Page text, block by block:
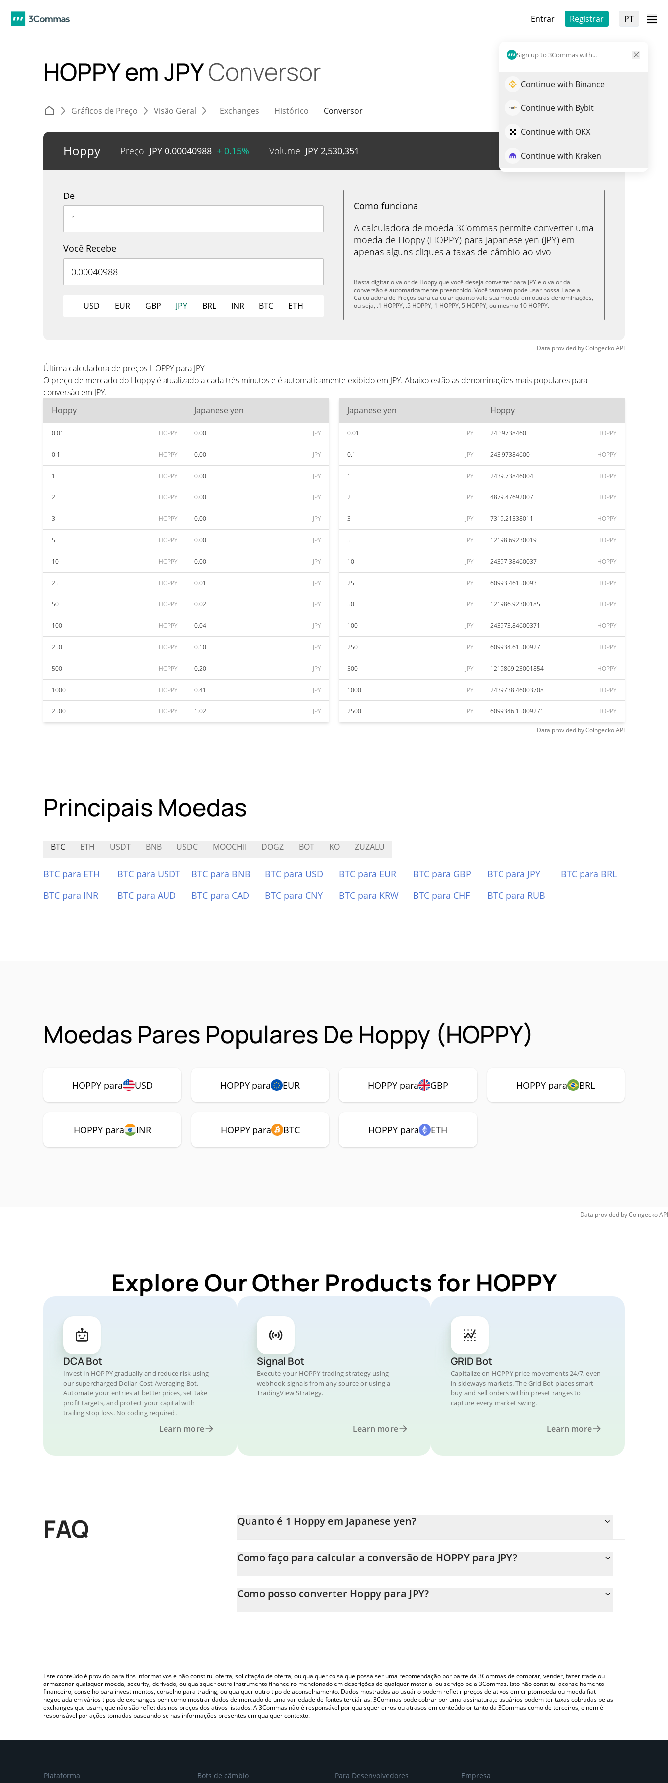
Entrar Registrar PT
Sign up to 3Commas with...
Continue with Binance
Continue with Bybit
Continue with OKX
Continue with Kraken
HOPPY em JPYConversor
Gráficos de Preço Visão Geral Exchanges Histórico Conversor
Hoppy Preço JPY 0.00040988 + 0.15% Volume JPY 2,530,351 Trade de HOPPY
De
Você Recebe
USD EUR GBP JPY BRL INR BTC ETH
Como funciona
A calculadora de moeda 3Commas permite converter uma
moeda de Hoppy (HOPPY) para Japanese yen (JPY) em
apenas alguns cliques a taxas de câmbio ao vivo
Basta digitar o valor de Hoppy que você deseja converter para JPY e o valor da
conversão é automaticamente preenchido. Você também pode usar nossa Tabela
Calculadora de Preços para calcular quanto vale sua moeda em outras denominações,
ou seja, .1 HOPPY, .5 HOPPY, 1 HOPPY, 5 HOPPY, ou mesmo 10 HOPPY.
Data provided byCoingeckoAPI
Última calculadora de preços HOPPY para JPY
O preço de mercado do Hoppy é atualizado a cada três minutos e é automaticamente exibido em JPY. Abaixo estão as denominações mais populares para
conversão em JPY.
Hoppy
Japanese yen
0.01 HOPPY 0.00 JPY
0.1 HOPPY 0.00 JPY
1 HOPPY 0.00 JPY
2 HOPPY 0.00 JPY
3 HOPPY 0.00 JPY
5 HOPPY 0.00 JPY
10 HOPPY 0.00 JPY
25 HOPPY 0.01 JPY
50 HOPPY 0.02 JPY
100 HOPPY 0.04 JPY
250 HOPPY 0.10 JPY
500 HOPPY 0.20 JPY
1000 HOPPY 0.41 JPY
2500 HOPPY 1.02 JPY
Japanese yen Hoppy
0.01 JPY 24.39738460 HOPPY
0.1 JPY 243.97384600 HOPPY
1 JPY 2439.73846004 HOPPY
2 JPY 4879.47692007 HOPPY
3 JPY 7319.21538011 HOPPY
5 JPY 12198.69230019 HOPPY
10 JPY 24397.38460037 HOPPY
25 JPY 60993.46150093 HOPPY
50 JPY 121986.92300185 HOPPY
100 JPY 243973.84600371 HOPPY
250 JPY 609934.61500927 HOPPY
500 JPY 1219869.23001854 HOPPY
1000 JPY 2439738.46003708 HOPPY
2500 JPY 6099346.15009271 HOPPY
Data provided byCoingeckoAPI
Principais Moedas
BTC ETH USDT BNB USDC MOOCHII DOGZ BOT KO ZUZALU
BTC para ETH BTC para USDT BTC para BNB BTC para USD BTC para EUR BTC para GBP BTC para JPY
BTC para BRL
BTC para INR
BTC para AUD BTC para CAD BTC para CNY BTC para KRW BTC para CHF BTC para RUB
Moedas Pares Populares De Hoppy (HOPPY)
HOPPY para USD HOPPY para EUR HOPPY para GBP HOPPY para BRL
HOPPY para INR HOPPY para BTC HOPPY para ETH
Data provided byCoingeckoAPI
Explore Our Other Products for HOPPY
DCA Bot
Invest in HOPPY gradually and reduce risk using
our supercharged Dollar-Cost Averaging Bot.
Automate your entries at better prices, set take
profit targets, and protect your capital with
trailing stop loss. No coding required.
Learn more
Signal Bot
Execute your HOPPY trading strategy using
webhook signals from any source or using a
TradingView Strategy.
Learn more
GRID Bot
Capitalize on HOPPY price movements 24/7, even
in sideways markets. The Grid Bot places smart
buy and sell orders within preset ranges to
capture every market swing.
Learn more
FAQ Quanto é 1 Hoppy em Japanese yen?
Neste momento, 1 Hoppy equivale a 0.00040988 JPY
Como faço para calcular a conversão de HOPPY para JPY?
inserindo a quantidade de Hoppy no campo correspondente e converterá automaticamente o valor em Japanese yen
Como posso converter Hoppy para JPY?
Este conteúdo é provido para fins informativos e não constitui oferta, solicitação de oferta, ou qualquer coisa que possa ser uma recomendação por parte da 3Commas de comprar, vender, fazer trade ou
armazenar quaisquer moeda, security, derivado, ou quaisquer outro instrumento financeiro mencionado em descrições de qualquer material ou serviço pela 3Commas. Isto não constitui aconselhamento
financeiro, conselho para investimentos, conselho para trading, ou qualquer outro tipo de aconselhamento. Dados mostrados ao usuário podem refletir preços de ativos em criptomoeda ou moeda fiat
negociada em vários tipos de exchanges bem como mostrar dados de mercado de uma variedade de fontes terciárias. 3Commas pode cobrar por uma assinatura,e usuários podem ter taxas cobradas pelas
exchanges que usam, que não são refletidas nos preços dos ativos listados. A 3Commas não é responsável por quaisquer erros ou atrasos em conteúdo or tanto da 3Commas como de terceiros, e nem é
responsável por ações tomadas baseando-se nas informações presentes em qualquer contexto.
Plataforma Bots de câmbio Para Desenvolvedores Empresa